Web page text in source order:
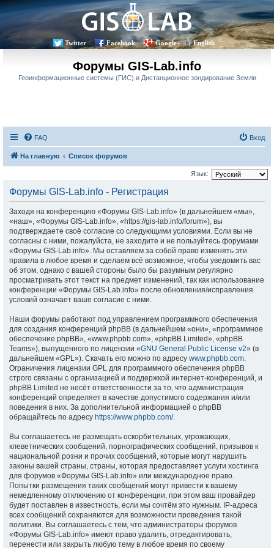
Twitter Facebook Google+ English
Форумы GIS-Lab.info
Геоинформационные системы (ГИС) и Дистанционное зондирование Земли
FAQ Вход
На главную Список форумов
Язык:
Форумы GIS-Lab.info - Регистрация
Заходя на конференцию «Форумы GIS-Lab.info» (в дальнейшем «мы»,
«наш», «Форумы GIS-Lab.info», «https://gis-lab.info/forum»), вы
подтверждаете своё согласие со следующими условиями. Если вы не
согласны с ними, пожалуйста, не заходите и не пользуйтесь форумами
«Форумы GIS-Lab.info». Мы оставляем за собой право изменять эти
правила в любое время и сделаем всё возможное, чтобы уведомить вас
об этом, однако с вашей стороны было бы разумным регулярно
просматривать этот текст на предмет изменений, так как использование
конференции «Форумы GIS-Lab.info» после обновления/исправления
условий означает ваше согласие с ними.
Наши форумы работают под управлением программного обеспечения
для создания конференций phpBB (в дальнейшем «они», «программное
обеспечение phpBB», «www.phpbb.com», «phpBB Limited», «phpBB
Teams»), выпущенного по лицензии «GNU General Public License v2» (в
дальнейшем «GPL»). Скачать его можно по адресу www.phpbb.com.
Ограничения лицензии GPL для программного обеспечения phpBB
строго связаны с организацией и поддержкой интернет-конференций, и
phpBB Limited не несёт ответственности за то, что администрация
конференций определяет в качестве допустимого содержания и/или
поведения в них. За дополнительной информацией о phpBB
обращайтесь по адресу https://www.phpbb.com/.
Вы соглашаетесь не размещать оскорбительных, угрожающих,
клеветнических сообщений, порнографических сообщений, призывов к
национальной розни и прочих сообщений, которые могут нарушить
законы вашей страны, страны, которая предоставляет услуги хостинга
для форумов «Форумы GIS-Lab.info» или международное право.
Попытки размещения таких сообщений могут привести к вашему
немедленному отключению от конференции, при этом ваш провайдер
будет поставлен в известность, если мы сочтём это нужным. IP-адреса
всех сообщений сохраняются для возможности проведения такой
политики. Вы соглашаетесь с тем, что администраторы форумов
«Форумы GIS-Lab.info» имеют право удалить, отредактировать,
перенести или закрыть любую тему в любое время по своему